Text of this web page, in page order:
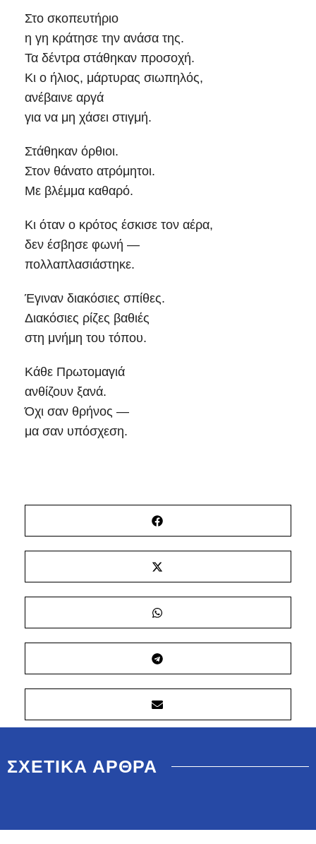
Στο σκοπευτήριο
η γη κράτησε την ανάσα της.
Τα δέντρα στάθηκαν προσοχή.
Κι ο ήλιος, μάρτυρας σιωπηλός,
ανέβαινε αργά
για να μη χάσει στιγμή.
Στάθηκαν όρθιοι.
Στον θάνατο ατρόμητοι.
Με βλέμμα καθαρό.
Κι όταν ο κρότος έσκισε τον αέρα,
δεν έσβησε φωνή —
πολλαπλασιάστηκε.
Έγιναν διακόσιες σπίθες.
Διακόσιες ρίζες βαθιές
στη μνήμη του τόπου.
Κάθε Πρωτομαγιά
ανθίζουν ξανά.
Όχι σαν θρήνος —
μα σαν υπόσχεση.
ΣΧΕΤΙΚΑ ΑΡΘΡΑ